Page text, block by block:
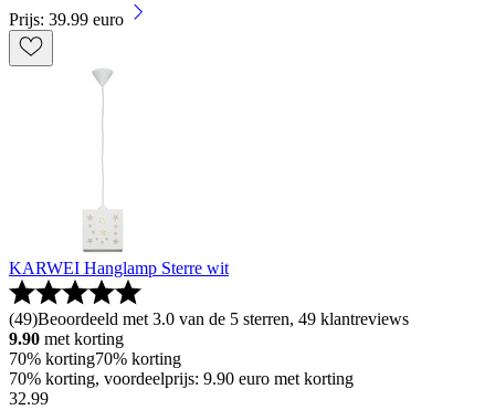
Prijs: 39.99 euro
KARWEI Hanglamp Sterre wit
(49)Beoordeeld met 3.0 van de 5 sterren, 49 klantreviews
9.90 met korting
70% korting70% korting
70% korting, voordeelprijs: 9.90 euro met korting
32.99